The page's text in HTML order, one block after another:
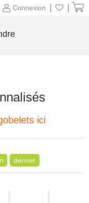
ici
dernier
Connexion